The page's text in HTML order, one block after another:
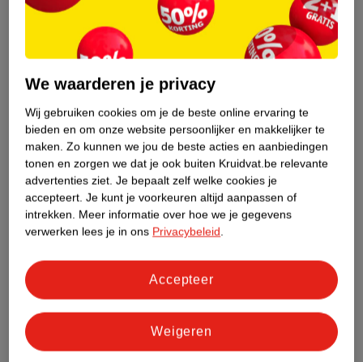
Etiketinformatie
Nature Impact Score
Dit product heeft (nog) geen Nature
Impact Score.
Meer informatie
Bestel & Bezorginformatie
Bekijk ook
Hoe controleren wij de reviews?
We waarderen je privacy
Wij gebruiken cookies om je de beste online ervaring te
bieden en om onze website persoonlijker en makkelijker te
maken. Zo kunnen we jou de beste acties en aanbiedingen
tonen en zorgen we dat je ook buiten Kruidvat.be relevante
advertenties ziet. Je bepaalt zelf welke cookies je
accepteert. Je kunt je voorkeuren altijd aanpassen of
intrekken. Meer informatie over hoe we je gegevens
verwerken lees je in ons Privacybeleid.
Weigeren
Accepteer